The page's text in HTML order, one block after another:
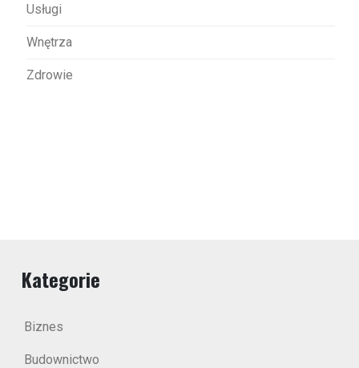
Usługi
Wnętrza
Zdrowie
Kategorie
Biznes
Budownictwo